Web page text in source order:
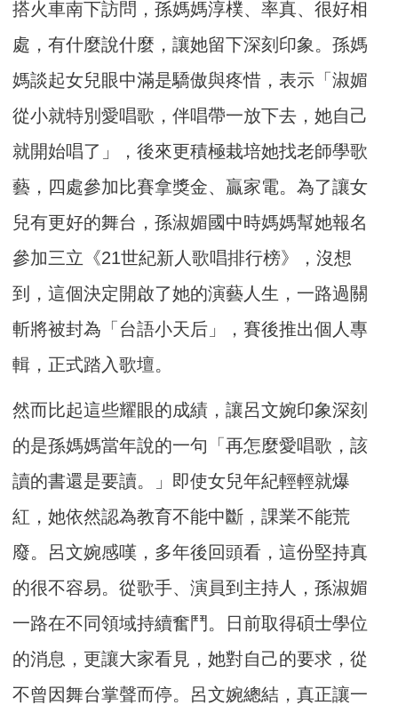
搭火車南下訪問，孫媽媽淳樸、率真、很好相
處，有什麼說什麼，讓她留下深刻印象。孫媽
媽談起女兒眼中滿是驕傲與疼惜，表示「淑媚
從小就特別愛唱歌，伴唱帶一放下去，她自己
就開始唱了」，後來更積極栽培她找老師學歌
藝，四處參加比賽拿獎金、贏家電。為了讓女
兒有更好的舞台，孫淑媚國中時媽媽幫她報名
參加三立《21世紀新人歌唱排行榜》，沒想
到，這個決定開啟了她的演藝人生，一路過關
斬將被封為「台語小天后」，賽後推出個人專
輯，正式踏入歌壇。
然而比起這些耀眼的成績，讓呂文婉印象深刻
的是孫媽媽當年說的一句「再怎麼愛唱歌，該
讀的書還是要讀。」即使女兒年紀輕輕就爆
紅，她依然認為教育不能中斷，課業不能荒
廢。呂文婉感嘆，多年後回頭看，這份堅持真
的很不容易。從歌手、演員到主持人，孫淑媚
一路在不同領域持續奮鬥。日前取得碩士學位
的消息，更讓大家看見，她對自己的要求，從
不曾因舞台掌聲而停。呂文婉總結，真正讓一